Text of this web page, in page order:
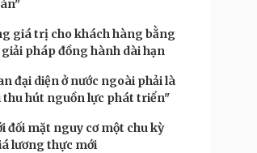
giá trị cho khách hàng bằng
pháp đồng hành dài hạn
đại diện ở nước ngoài phải là
thu hút nguồn lực phát triển"
đối mặt nguy cơ một chu kỳ
lương thực mới